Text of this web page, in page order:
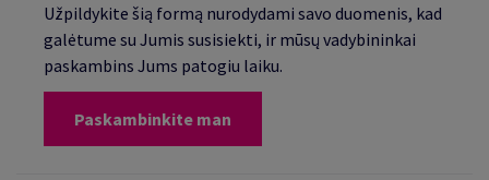
Užpildykite šią formą nurodydami savo duomenis, kad
galėtume su Jumis susisiekti, ir mūsų vadybininkai
paskambins Jums patogiu laiku.
Paskambinkite man